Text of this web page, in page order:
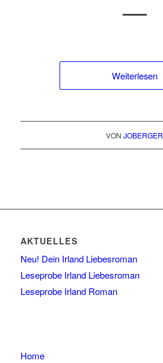
Weiterlesen
VONJOBERGER
AKTUELLES
Neu! Dein Irland Liebesroman
Leseprobe Irland Liebesroman
Leseprobe Irland Roman
Home